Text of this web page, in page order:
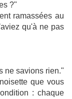
?"
ramassées au
qu'à ne pas
ne savions rien."
que vous
: chaque